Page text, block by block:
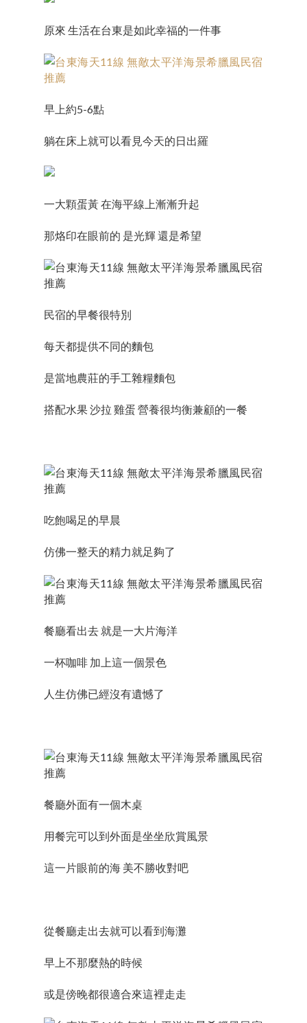
原來 生活在台東是如此幸福的一件事
早上約5-6點
躺在床上就可以看見今天的日出羅
一大顆蛋黃 在海平線上漸漸升起
那烙印在眼前的 是光輝 還是希望
民宿的早餐很特別
每天都提供不同的麵包
是當地農莊的手工雜糧麵包
搭配水果 沙拉 雞蛋 營養很均衡兼顧的一餐
吃飽喝足的早晨
仿佛一整天的精力就足夠了
餐廳看出去 就是一大片海洋
一杯咖啡 加上這一個景色
人生仿佛已經沒有遺憾了
餐廳外面有一個木桌
用餐完可以到外面是坐坐欣賞風景
這一片眼前的海 美不勝收對吧
從餐廳走出去就可以看到海灘
早上不那麼熱的時候
或是傍晚都很適合來這裡走走